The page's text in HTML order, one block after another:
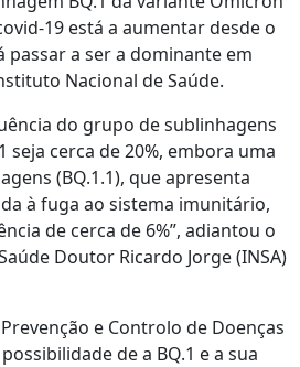
19 está a aumentar desde o
passar a ser a dominante em
Nacional de Saúde.
do grupo de sublinhagens
seja cerca de 20%, embora uma
(BQ.1.1), que apresenta
à fuga ao sistema imunitário,
de cerca de 6%”, adiantou o
Doutor Ricardo Jorge (INSA)
e Controlo de Doenças
de a BQ.1 e a sua